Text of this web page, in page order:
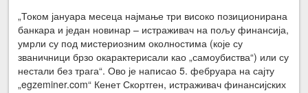
„Током јануара месеца најмање три високо позиционирана
банкара и један новинар – истраживач на пољу финансија,
умрли су под мистериозним околностима (које су
званичници брзо окарактерисали као „самоубиства“) или су
нестали без трага“. Ово је написао 5. фебруара на сајту
„egzeminer.com“ Кенет Скортген, истраживач финансијских